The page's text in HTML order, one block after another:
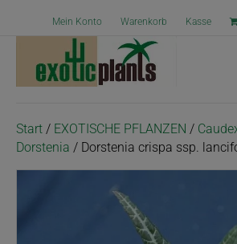
Mein Konto Warenkorb Kasse
Start / EXOTISCHE PFLANZEN /
Dorstenia / Dorstenia crispa ssp.